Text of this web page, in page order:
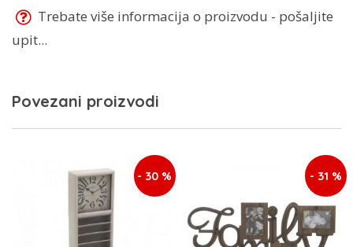
Trebate više informacija o proizvodu - pošaljite
upit...
Povezani proizvodi
- 30 % - 31 %